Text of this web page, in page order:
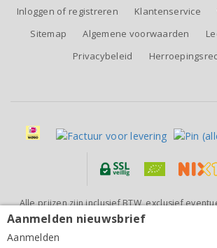
Maison Dampt Chablis Grand Cru
67,80
Inloggen of registreren Klantenservice
Sitemap
Algemene voorwaarden
Privacybeleid
Alle prijzen zijn inclusief BTW, exclusief
(voor orders tot 6 flessen)
Aanmelden nieuwsbrief
Aanmelden